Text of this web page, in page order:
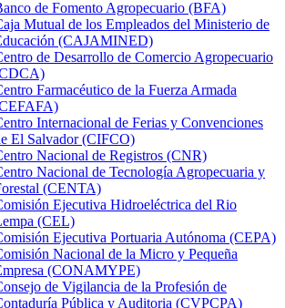
de Fomento Agropecuario (BFA)
Mutual de los Empleados del Ministerio de
(CAJAMINED)
de Desarrollo de Comercio Agropecuario
Farmacéutico de la Fuerza Armada
Internacional de Ferias y Convenciones
El Salvador (CIFCO)
Nacional de Registros (CNR)
Nacional de Tecnología Agropecuaria y
(CENTA)
Ejecutiva Hidroeléctrica del Rio
(CEL)
Ejecutiva Portuaria Autónoma (CEPA)
Nacional de la Micro y Pequeña
(CONAMYPE)
de Vigilancia de la Profesión de
Pública y Auditoria (CVPCPA)